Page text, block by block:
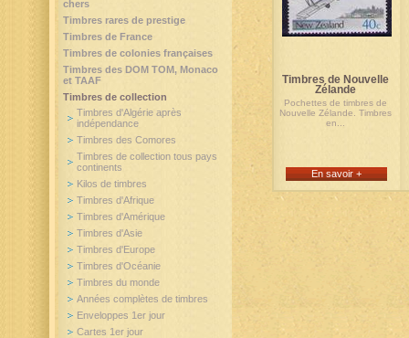
Timbres de Nouvelle
Zélande
Pochettes de timbres de
Nouvelle Zélande. Timbres
en...
En savoir +
chers
Timbres rares de prestige
Timbres de France
Timbres de colonies françaises
Timbres des DOM TOM, Monaco
et TAAF
Timbres de collection
Timbres d'Algérie après
indépendance
Timbres des Comores
Timbres de collection tous pays
continents
Kilos de timbres
Timbres d'Afrique
Timbres d'Amérique
Timbres d'Asie
Timbres d'Europe
Timbres d'Océanie
Timbres du monde
Années complètes de timbres
Enveloppes 1er jour
Cartes 1er jour